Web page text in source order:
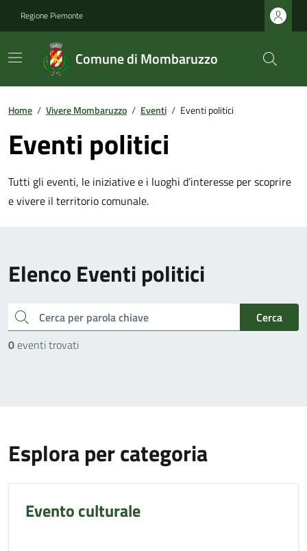
Regione Piemonte
Comune di Mombaruzzo
Home / Vivere Mombaruzzo / Eventi / Eventi politici
Eventi politici
Tutti gli eventi, le iniziative e i luoghi d’interesse per scoprire
e vivere il territorio comunale.
Elenco Eventi politici
cerca
Cerca
0eventi trovati
Esplora per categoria
Evento culturale